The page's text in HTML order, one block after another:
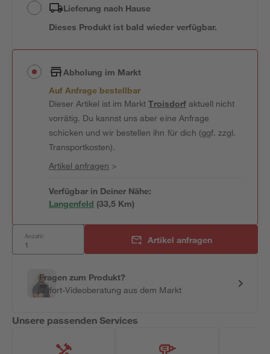
Lieferung nach Hause
Dieses Produkt ist bald wieder verfügbar.
Abholung im Markt
Auf Anfrage bestellbar
Dieser Artikel ist im MarktTroisdorfaktuell nicht
vorrätig. Du kannst uns aber eine Anfrage
schicken und wir bestellen ihn für dich (ggf. zzgl.
Transportkosten).
Artikel anfragen >
Verfügbar in Deiner Nähe:
Langenfeld (33,5 Km)
Anzahl: Artikel anfragen
Fragen zum Produkt?
Sofort-Videoberatung aus dem Markt
Unsere passenden Services